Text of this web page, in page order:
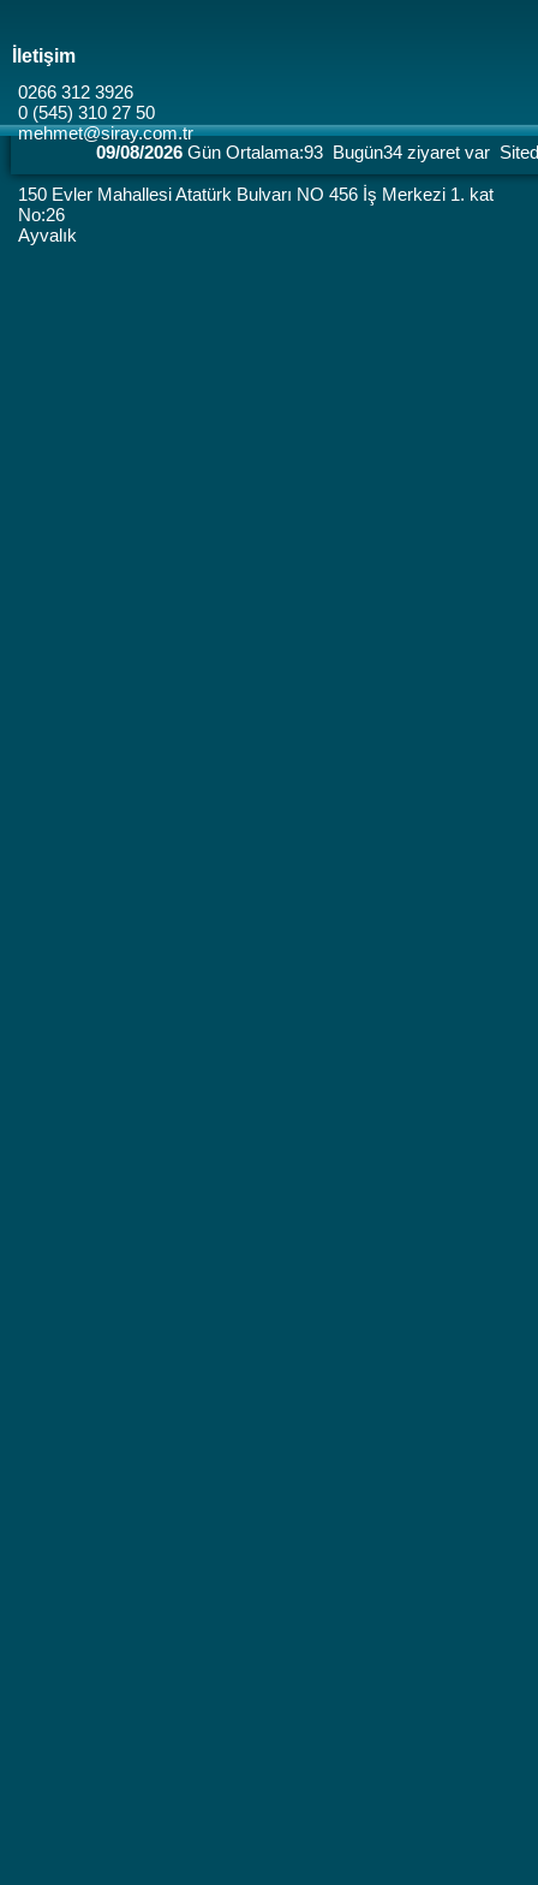
İletişim
0266 312 3926
0 (545) 310 27 50
mehmet@siray.com.tr
150 Evler Mahallesi Atatürk Bulvarı NO 456 İş Merkezi 1. kat
No:26
Ayvalık
09/08/2026 Gün Ortalama:93 Bugün34 ziyaret var